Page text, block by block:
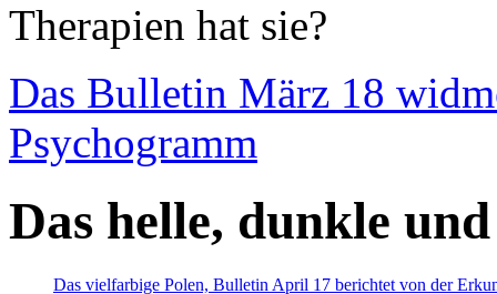
Therapien hat sie?
Das Bulletin März 18
Psychogramm
Das helle, dunkle
Das vielfarbige Polen, Bulletin April 17 berichtet von der